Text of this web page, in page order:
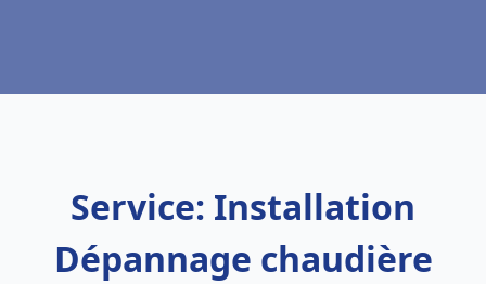
Service: Installation
Dépannage chaudière